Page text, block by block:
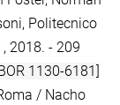
Politecnico
2018. - 209
1130-6181]
/ Nacho